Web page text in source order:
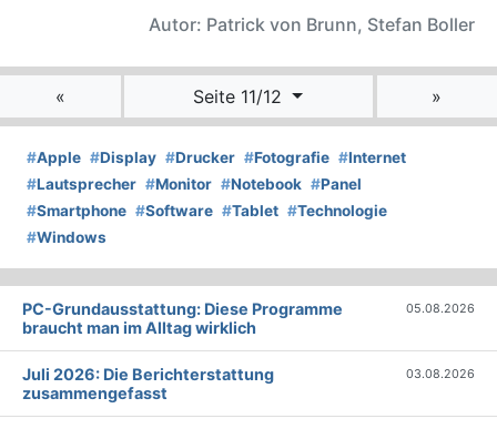
Autor: Patrick von Brunn, Stefan Boller
« Seite 11/12 »
#Apple #Display #Drucker #Fotografie #Internet
#Lautsprecher #Monitor #Notebook #Panel
#Smartphone #Software #Tablet #Technologie
#Windows
PC-Grundausstattung: Diese Programme
braucht man im Alltag wirklich
05.08.2026
Juli 2026: Die Bericht­erstattung
zusammengefasst
03.08.2026